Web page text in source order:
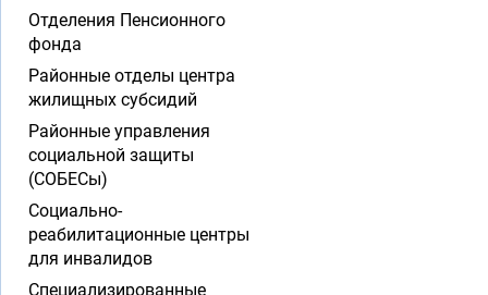
Отделения Пенсионного
фонда
Районные отделы центра
жилищных субсидий
Районные управления
социальной защиты
(СОБЕСы)
Социально-
реабилитационные центры
для инвалидов
Специализированные